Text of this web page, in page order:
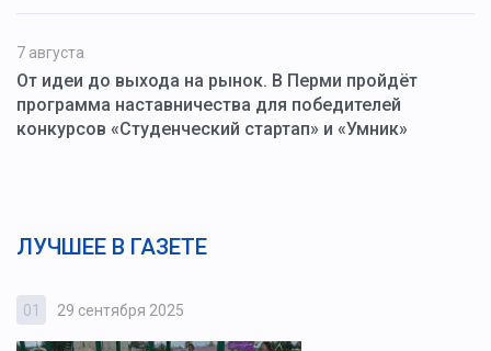
7 августа
От идеи до выхода на рынок. В Перми пройдёт
программа наставничества для победителей
конкурсов «Студенческий стартап» и «Умник»
ЛУЧШЕЕ В ГАЗЕТЕ
01 29 сентября 2025